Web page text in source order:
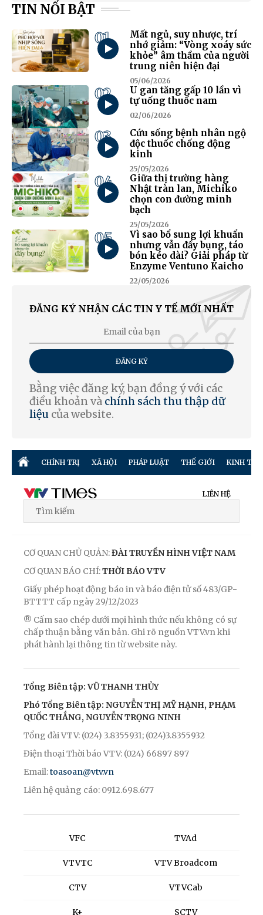
TIN NỔI BẬT
01
Mất ngủ, suy nhược, trí
nhớ giảm: “Vòng xoáy sức
khỏe” âm thầm của người
trung niên hiện đại
05/06/2026
02
U gan tăng gấp 10 lần vì
tự uống thuốc nam
02/06/2026
03
Cứu sống bệnh nhân ngộ
độc thuốc chống động
kinh
25/05/2026
04
Giữa thị trường hàng
Nhật tràn lan, Michiko
chọn con đường minh
bạch
25/05/2026
05
Vì sao bổ sung lợi khuẩn
nhưng vẫn đầy bụng, táo
bón kéo dài? Giải pháp từ
Enzyme Ventuno Kaicho
22/05/2026
ĐĂNG KÝ NHẬN CÁC TIN Y TẾ MỚI NHẤT
ĐĂNG KÝ
Bằng việc đăng ký, bạn đồng ý với các
điều khoản và chính sách thu thập dữ
liệu của website.
CHÍNH TRỊ XÃ HỘI PHÁP LUẬT THẾ GIỚI KINH TẾ
LIÊN HỆ
CƠ QUAN CHỦ QUẢN:ĐÀI TRUYỀN HÌNH VIỆT NAM
CƠ QUAN BÁO CHÍ:THỜI BÁO VTV
Giấy phép hoạt động báo in và báo điện tử số 483/GP-
BTTTT cấp ngày 29/12/2023
® Cấm sao chép dưới mọi hình thức nếu không có sự
chấp thuận bằng văn bản. Ghi rõ nguồn VTV.vn khi
phát hành lại thông tin từ website này.
Tổng Biên tập: VŨ THANH THỦY
Phó Tổng Biên tập: NGUYỄN THỊ MỸ HẠNH, PHẠM
QUỐC THẮNG, NGUYỄN TRỌNG NINH
Tổng đài VTV: (024) 3.8355931; (024)3.8355932
Điện thoại Thời báo VTV: (024) 66897 897
Email:toasoan@vtv.vn
Liên hệ quảng cáo: 0912.698.677
VFC
VTVTC
CTV
K+
TVAd
VTV Broadcom
VTVCab
SCTV